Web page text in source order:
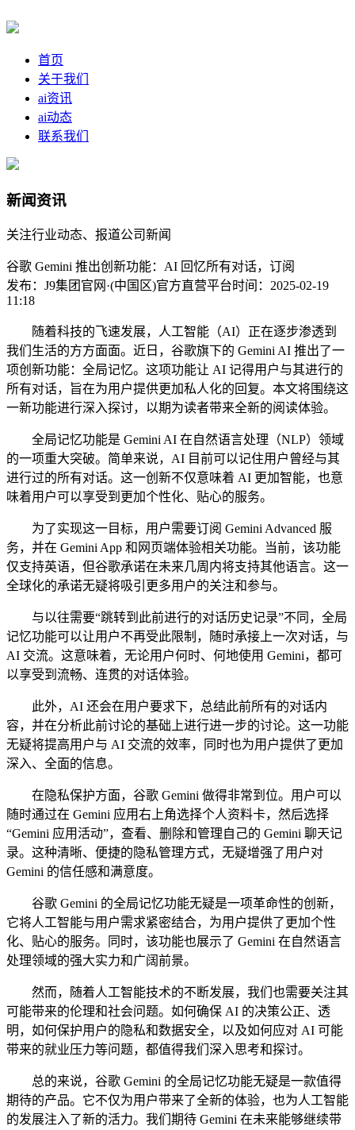
首页
关于我们
ai资讯
ai动态
联系我们
新闻资讯
关注行业动态、报道公司新闻
谷歌 Gemini 推出创新功能：AI 回忆所有对话，订阅
发布：J9集团官网·(中国区)官方直营平台时间：2025-02-19
11:18
随着科技的飞速发展，人工智能（AI）正在逐步渗透到
我们生活的方方面面。近日，谷歌旗下的 Gemini AI 推出了一
项创新功能：全局记忆。这项功能让 AI 记得用户与其进行的
所有对话，旨在为用户提供更加私人化的回复。本文将围绕这
一新功能进行深入探讨，以期为读者带来全新的阅读体验。
全局记忆功能是 Gemini AI 在自然语言处理（NLP）领域
的一项重大突破。简单来说，AI 目前可以记住用户曾经与其
进行过的所有对话。这一创新不仅意味着 AI 更加智能，也意
味着用户可以享受到更加个性化、贴心的服务。
为了实现这一目标，用户需要订阅 Gemini Advanced 服
务，并在 Gemini App 和网页端体验相关功能。当前，该功能
仅支持英语，但谷歌承诺在未来几周内将支持其他语言。这一
全球化的承诺无疑将吸引更多用户的关注和参与。
与以往需要“跳转到此前进行的对话历史记录”不同，全局
记忆功能可以让用户不再受此限制，随时承接上一次对话，与
AI 交流。这意味着，无论用户何时、何地使用 Gemini，都可
以享受到流畅、连贯的对话体验。
此外，AI 还会在用户要求下，总结此前所有的对话内
容，并在分析此前讨论的基础上进行进一步的讨论。这一功能
无疑将提高用户与 AI 交流的效率，同时也为用户提供了更加
深入、全面的信息。
在隐私保护方面，谷歌 Gemini 做得非常到位。用户可以
随时通过在 Gemini 应用右上角选择个人资料卡，然后选择
“Gemini 应用活动”，查看、删除和管理自己的 Gemini 聊天记
录。这种清晰、便捷的隐私管理方式，无疑增强了用户对
Gemini 的信任感和满意度。
谷歌 Gemini 的全局记忆功能无疑是一项革命性的创新，
它将人工智能与用户需求紧密结合，为用户提供了更加个性
化、贴心的服务。同时，该功能也展示了 Gemini 在自然语言
处理领域的强大实力和广阔前景。
然而，随着人工智能技术的不断发展，我们也需要关注其
可能带来的伦理和社会问题。如何确保 AI 的决策公正、透
明，如何保护用户的隐私和数据安全，以及如何应对 AI 可能
带来的就业压力等问题，都值得我们深入思考和探讨。
总的来说，谷歌 Gemini 的全局记忆功能无疑是一款值得
期待的产品。它不仅为用户带来了全新的体验，也为人工智能
的发展注入了新的活力。我们期待 Gemini 在未来能够继续带